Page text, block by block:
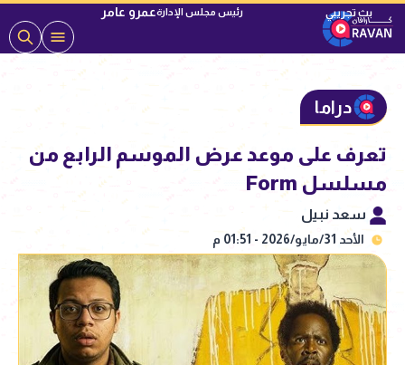
رئيس مجلس الإدارةعمرو عامر
دراما
تعرف على موعد عرض الموسم الرابع من
مسلسل Form
سعد نبيل
الأحد 31/مايو/2026 - 01:51 م